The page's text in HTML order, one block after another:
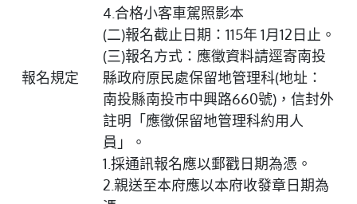
報名規定
4.合格小客車駕照影本
(二)報名截止日期：115年 1月12日止。
(三)報名方式：應徵資料請逕寄南投
縣政府原民處保留地管理科(地址：
南投縣南投市中興路660號)，信封外
註明「應徵保留地管理科約用人
員」。
1.採通訊報名應以郵戳日期為憑。
2.親送至本府應以本府收發章日期為